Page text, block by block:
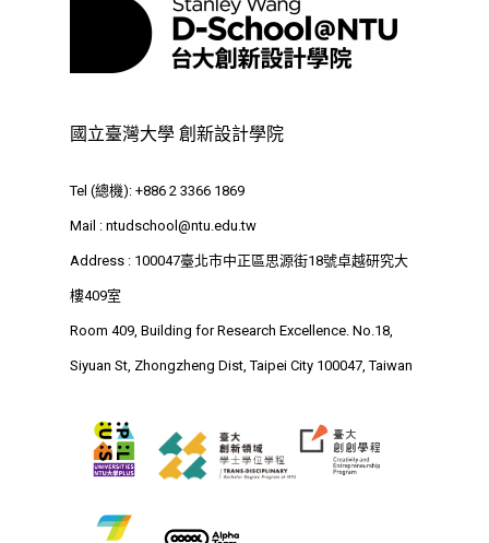
國立臺灣大學 創新設計學院
Tel (總機): +886 2 3366 1869
Mail : ntudschool@ntu.edu.tw
Address : 100047臺北市中正區思源街18號卓越研究大
樓409室
Room 409, Building for Research Excellence. No.18,
Siyuan St, Zhongzheng Dist, Taipei City 100047, Taiwan